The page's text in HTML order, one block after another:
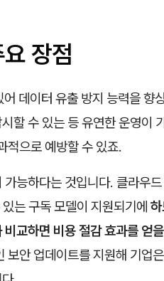
장점
데이터 유출 방지 능력을 향
할 수 있는 등 유연한 운영이
적으로 예방할 수 있죠.
능하다는 것입니다. 클라우
는 구독 모델이 지원되기에
교하면 비용 절감 효과를 얻
안 업데이트를 지원해 기업